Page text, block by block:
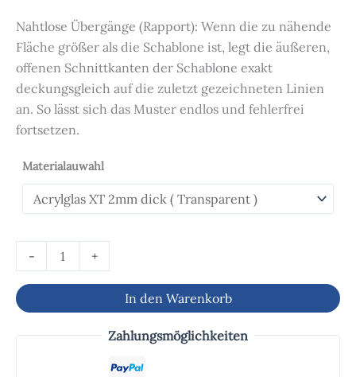
Nahtlose Übergänge (Rapport): Wenn die zu nähende
Fläche größer als die Schablone ist, legt die äußeren,
offenen Schnittkanten der Schablone exakt
deckungsgleich auf die zuletzt gezeichneten Linien
an. So lässt sich das Muster endlos und fehlerfrei
fortsetzen.
Materialauwahl
- +
In den Warenkorb
Zahlungsmöglichkeiten